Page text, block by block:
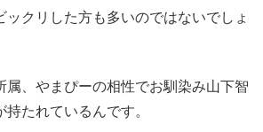
ックリした方も多いのではないでしょ
属、やまぴーの相性でお馴染み山下智
たれているんです。